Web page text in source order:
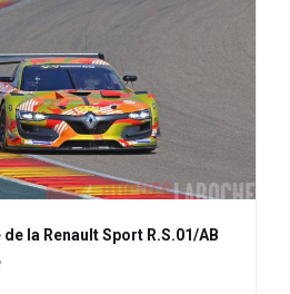
la Renault Sport R.S.01/AB